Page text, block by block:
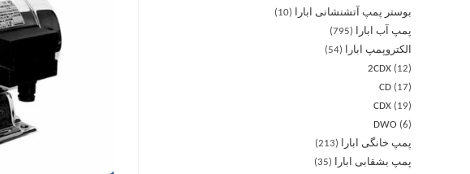
بوستر پمپ آتشنشانی ابارا
10
پمپ آب ابارا
795
الکتروپمپ ابارا
54
2CDX
12
CD
17
CDX
19
DWO
6
پمپ خانگی ابارا
213
پمپ بشقابی ابارا
35